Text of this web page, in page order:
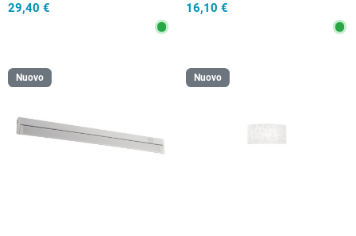
29,40 € 16,10 €
Nuovo Nuovo